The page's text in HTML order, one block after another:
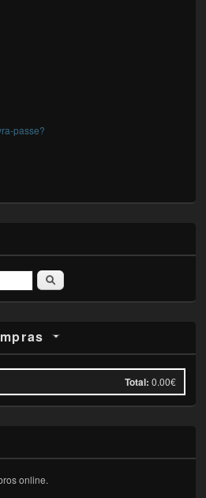
passe?
Pesquisar
Total: 0.00€
online.